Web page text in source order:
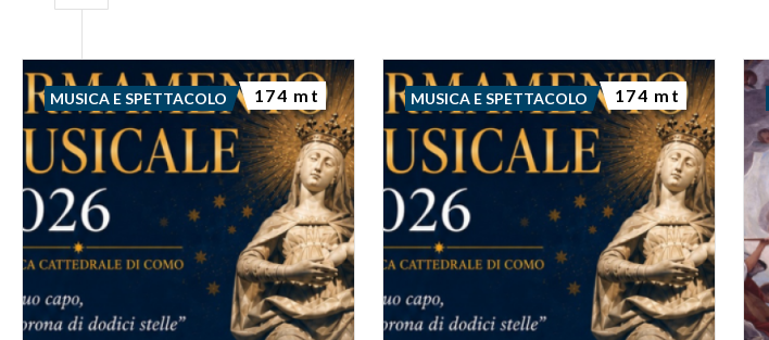
MUSICA E SPETTACOLO 174 mt MUSICA E SPETTACOLO 174 mt